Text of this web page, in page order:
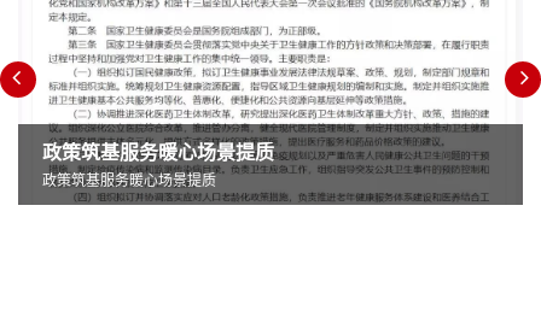
政策筑基服务暖心场景提质
政策筑基服务暖心场景提质